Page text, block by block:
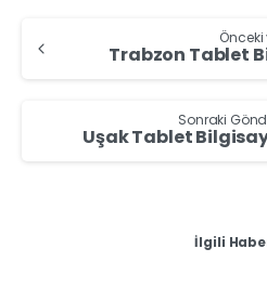
Önceki
Sonraki
İlgili